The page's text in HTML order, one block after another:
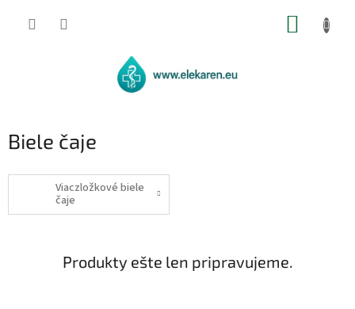
Biele čaje
Viaczložkové biele
čaje
Produkty ešte len pripravujeme.